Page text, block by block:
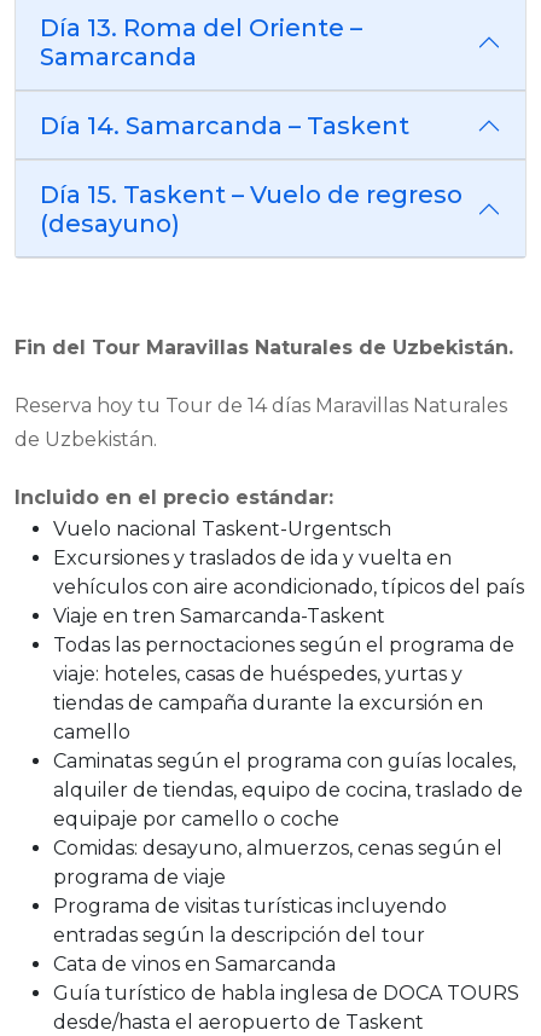
Día 13. Roma del Oriente –
Samarcanda
Día 14. Samarcanda – Taskent
Día 15. Taskent – Vuelo de regreso
(desayuno)
Fin del Tour Maravillas Naturales de Uzbekistán.
Reserva hoy tu Tour de 14 días Maravillas Naturales
de Uzbekistán.
Incluido en el precio estándar:
Vuelo nacional Taskent-Urgentsch
Excursiones y traslados de ida y vuelta en
vehículos con aire acondicionado, típicos del país
Viaje en tren Samarcanda-Taskent
Todas las pernoctaciones según el programa de
viaje: hoteles, casas de huéspedes, yurtas y
tiendas de campaña durante la excursión en
camello
Caminatas según el programa con guías locales,
alquiler de tiendas, equipo de cocina, traslado de
equipaje por camello o coche
Comidas: desayuno, almuerzos, cenas según el
programa de viaje
Programa de visitas turísticas incluyendo
entradas según la descripción del tour
Cata de vinos en Samarcanda
Guía turístico de habla inglesa de DOCA TOURS
desde/hasta el aeropuerto de Taskent